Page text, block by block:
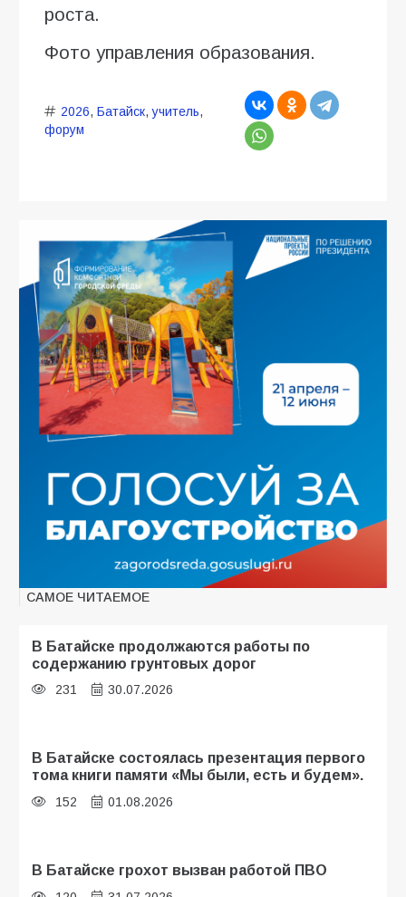
роста.
Фото управления образования.
2026, Батайск,учитель,
форум
САМОЕ ЧИТАЕМОЕ
В Батайске продолжаются работы по
содержанию грунтовых дорог
231 30.07.2026
В Батайске состоялась презентация первого
тома книги памяти «Мы были, есть и будем».
152 01.08.2026
В Батайске грохот вызван работой ПВО